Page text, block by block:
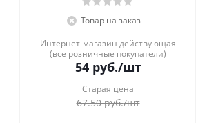
Товар на заказ
Интернет-магазин действующая
(все розничные покупатели)
54руб./шт
Старая цена
67.50руб./шт